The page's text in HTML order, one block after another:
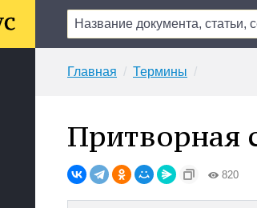
Главная Термины
Притворная
820